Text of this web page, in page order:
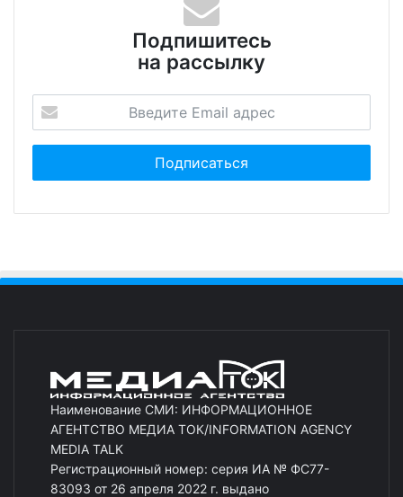
Подпишитесь
на рассылку
Наименование СМИ: ИНФОРМАЦИОННОЕ
АГЕНТСТВО МЕДИА ТОК/INFORMATION AGENCY
MEDIA TALK
Регистрационный номер: серия ИА № ФС77-
83093 от 26 апреля 2022 г. выдано